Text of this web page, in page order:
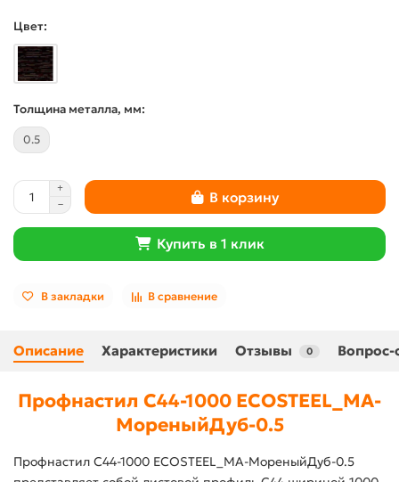
Цвет:
Толщина металла, мм:
0.5
В корзину
Купить в 1 клик
В закладки В сравнение
Описание Характеристики Отзывы 0 Вопрос-
Профнастил С44-1000 ECOSTEEL_MA-
МореныйДуб-0.5
Профнастил С44-1000 ECOSTEEL_MA-МореныйДуб-0.5